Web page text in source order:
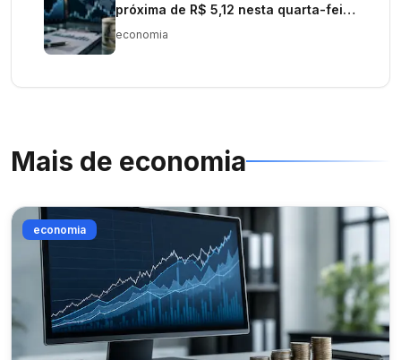
próxima de R$ 5,12 nesta quarta-feira
economia
Mais de economia
economia